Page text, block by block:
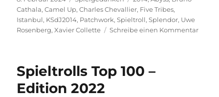
am
Cathala,Camel Up,Charles Chevallier, Five Tribes,
Istanbul, KSdJ2014, Patchwork,Spieltroll,Splendor, Uwe
Rosenberg,Xavier Collette Schreibe einen Kommentarzu
Spieltrolls Top 100 –
Edition 2022